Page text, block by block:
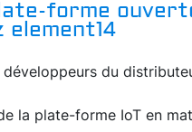
forme
element14
du
la plate-forme IoT en